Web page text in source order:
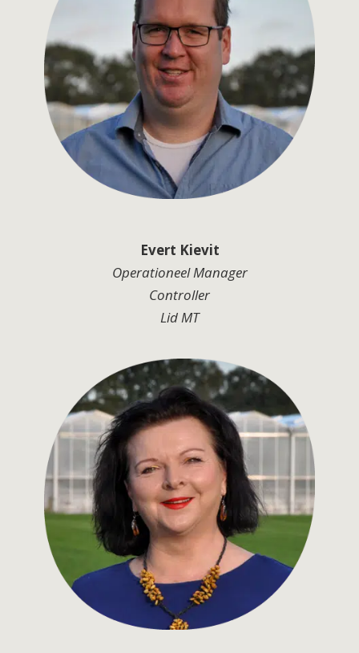
Evert Kievit
Operationeel Manager
Controller
Lid MT